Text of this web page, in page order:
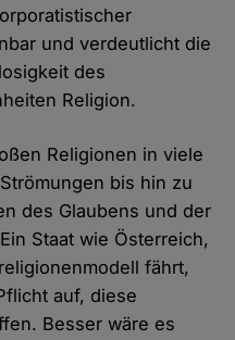
und verdeutlicht die
des
Religion.
Religionen in viele
bis hin zu
des Glaubens und der
Staat wie Österreich,
fährt,
auf, diese
Besser wäre es